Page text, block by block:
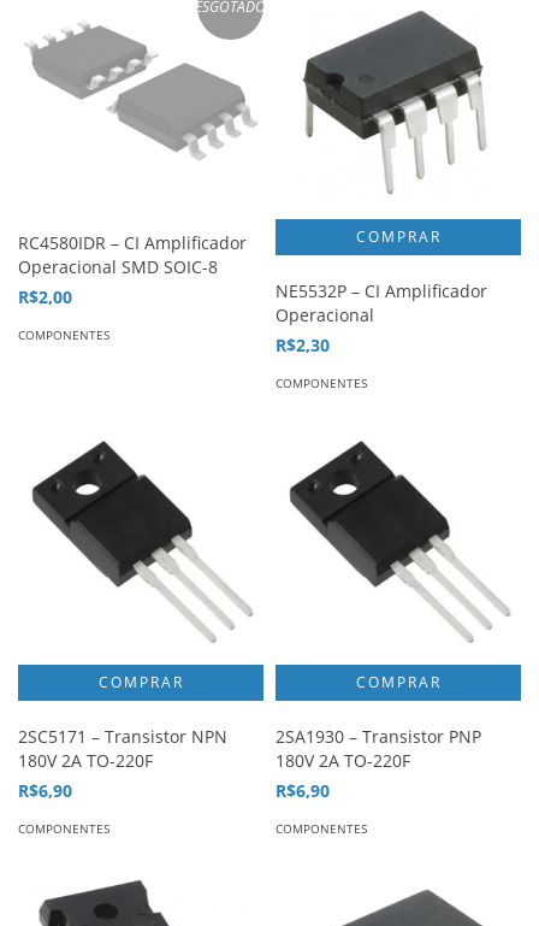
ESGOTADO
RC4580IDR – CI Amplificador
Operacional SMD SOIC-8
R$2,00
COMPONENTES
NE5532P – CI Amplificador
Operacional
R$2,30
COMPONENTES
2SC5171 – Transistor NPN
180V 2A TO-220F
R$6,90
COMPONENTES
2SA1930 – Transistor PNP
180V 2A TO-220F
R$6,90
COMPONENTES